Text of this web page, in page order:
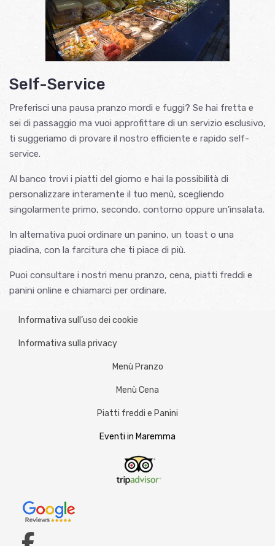
Self-Service
Preferisci una pausa pranzo mordi e fuggi? Se hai fretta e
sei di passaggio ma vuoi approfittare di un servizio esclusivo,
ti suggeriamo di provare il nostro efficiente e rapido self-
service.
Al banco trovi i piatti del giorno e hai la possibilità di
personalizzare interamente il tuo menù, scegliendo
singolarmente primo, secondo, contorno oppure un'insalata.
In alternativa puoi ordinare un panino, un toast o una
piadina, con la farcitura che ti piace di più.
Puoi consultare i nostri menu pranzo, cena, piatti freddi e
panini online e chiamarci per ordinare.
Informativa sull’uso dei cookie
Informativa sulla privacy
Menù Pranzo
Menù Cena
Piatti freddi e Panini
Eventi in Maremma